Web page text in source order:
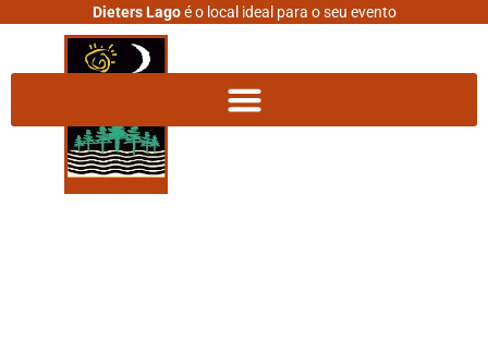
Dieters Lagoé o local ideal para o seu evento